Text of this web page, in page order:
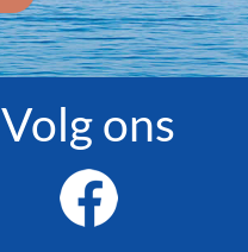
Volg ons